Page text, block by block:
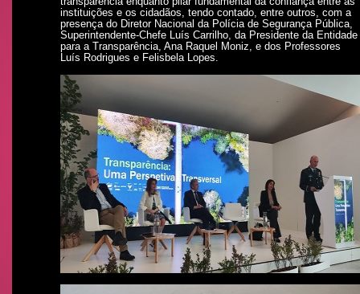
instituições e os cidadãos, tendo contado, entre outros, com a
presença do Diretor Nacional da Polícia de Segurança Pública,
Superintendente-Chefe Luís Carrilho, da Presidente da Entidade
para a Transparência, Ana Raquel Moniz, e dos Professores
Luís Rodrigues e Felisbela Lopes.